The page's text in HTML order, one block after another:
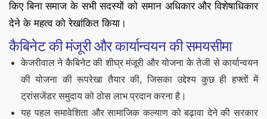
किए बिना समाज के सभी सदस्यों को समान अधिकार और विशेषाधिकार
देने के महत्व को रेखांकित किया।
कैबिनेट की मंजूरी और कार्यान्वयन की समयसीमा
केजरीवाल ने कैबिनेट की शीघ्र मंजूरी और योजना के तेजी से कार्यान्वयन
की योजना की रूपरेखा तैयार की, जिसका उद्देश्य कुछ ही हफ्तों में
ट्रांसजेंडर समुदाय को ठोस लाभ प्रदान करना है।
यह पहल समावेशिता और सामाजिक कल्याण को बढ़ावा देने की सरकार